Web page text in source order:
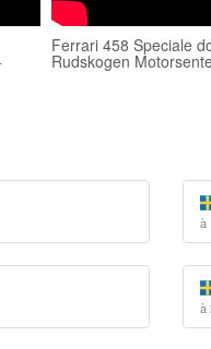
Ferrari 458 Speciale
Rudskogen
à
à